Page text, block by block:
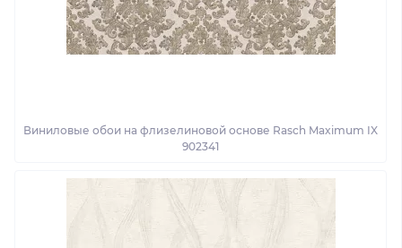
Виниловые обои на флизелиновой основе Rasch Maximum IX
902341